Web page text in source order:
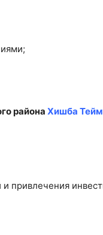
района Хишба
привлечения